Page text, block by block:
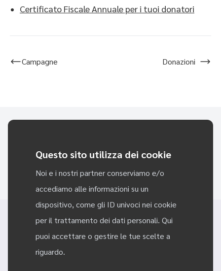
Questo sito utilizza dei cookie
Noi e i nostri partner conserviamo e/o
accediamo alle informazioni su un
dispositivo, come gli ID univoci nei cookie
per il trattamento dei dati personali. Qui
puoi accettare o gestire le tue scelte a
riguardo.
Certificato Fiscale Annuale per i tuoi donatori
Campagne Donazioni